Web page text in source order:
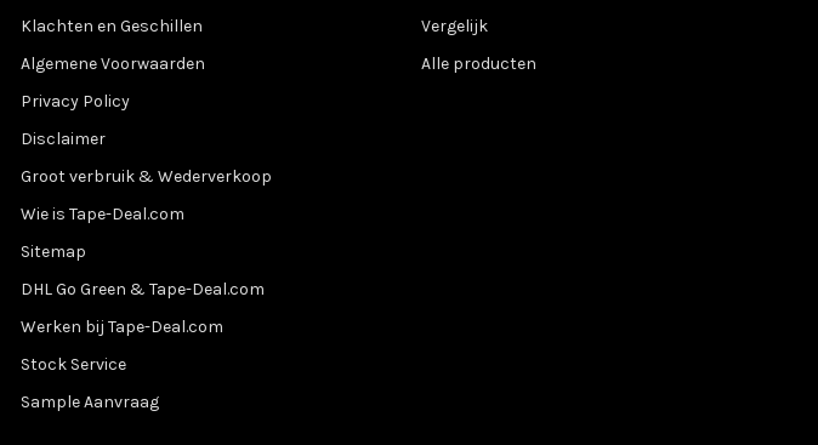
Klachten en Geschillen
Algemene Voorwaarden
Privacy Policy
Disclaimer
Groot verbruik & Wederverkoop
Wie is Tape-Deal.com
Sitemap
DHL Go Green & Tape-Deal.com
Werken bij Tape-Deal.com
Stock Service
Sample Aanvraag
Vergelijk
Alle producten